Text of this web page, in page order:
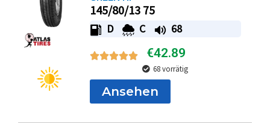
145/80/13 75
D C 68
€42.89
68 vorrätig
Ansehen